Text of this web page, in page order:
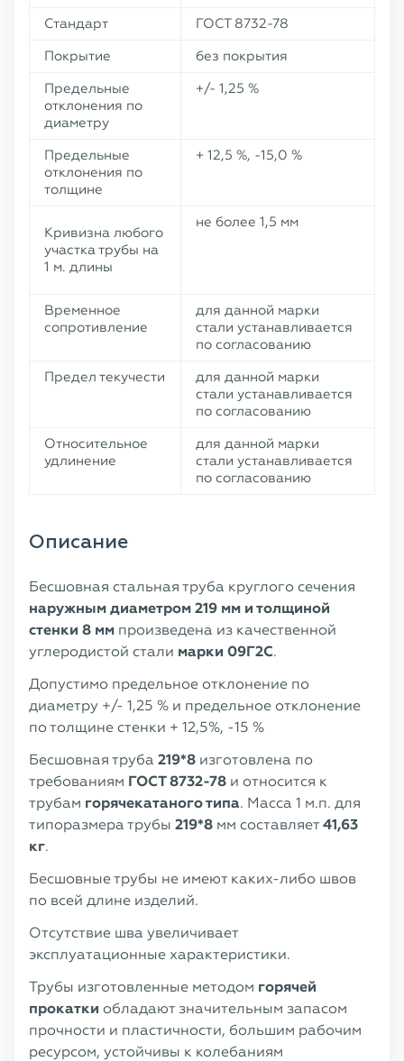
Стандарт
ГОСТ 8732-78
Покрытие
без покрытия
Предельные
отклонения по
диаметру
+/- 1,25 %
Предельные
отклонения по
толщине
+ 12,5 %, -15,0 %
Кривизна любого
участка трубы на
1 м. длины
не более 1,5 мм
Временное
сопротивление
для данной марки
стали устанавливается
по согласованию
Предел текучести
для данной марки
стали устанавливается
по согласованию
Относительное
удлинение
для данной марки
стали устанавливается
по согласованию
Описание
Бесшовная стальная труба круглого сечения
наружным диаметром 219 мм и толщиной
стенки 8 мм произведена из качественной
углеродистой стали марки 09Г2С.
Допустимо предельное отклонение по
диаметру +/- 1,25 % и предельное отклонение
по толщине стенки + 12,5%, -15 %
Бесшовная труба 219*8 изготовлена по
требованиям ГОСТ 8732-78 и относится к
трубам горячекатаного типа. Масса 1 м.п. для
типоразмера трубы 219*8 мм составляет41,63
кг.
Бесшовные трубы не имеют каких-либо швов
по всей длине изделий.
Отсутствие шва увеличивает
эксплуатационные характеристики.
Трубы изготовленные методом горячей
прокатки обладают значительным запасом
прочности и пластичности, большим рабочим
ресурсом, устойчивы к колебаниям